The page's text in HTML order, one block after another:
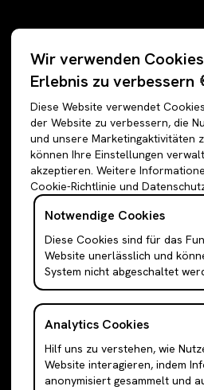
Schuhe
Oberteile
Sweatshirts & Hoodies
Shirts & Blusen
T-Shirts
Cami Top & Ärmellos
Schulterfreie Oberteile
Boleros & Shrugs
Anzugwesten & Polunder
Langarm Oberteile
Bodysuits
Outerwear
Wir verwenden
Erlebnis zu verbessern
Diese Website verwendet
der Website zu verbessern, die
und unsere Marketingaktivitäten
können Ihre Einstellungen
akzeptieren. Weitere
Cookie-Richtlinie und
Notwendige Cookies
Diese Cookies sind für das
Website unerlässlich und
System nicht abgeschaltet
Analytics Cookies
Hilf uns zu verstehen, wie
Website interagieren, indem
anonymisiert gesammelt und